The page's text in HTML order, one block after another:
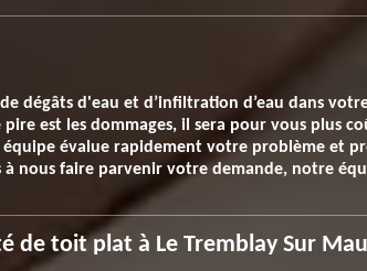
d'eau et d’infiltration d’eau dans
est les dommages, il sera pour vous plus
évalue rapidement votre problème et
nous faire parvenir votre demande, notre
de toit plat à Le Tremblay Sur